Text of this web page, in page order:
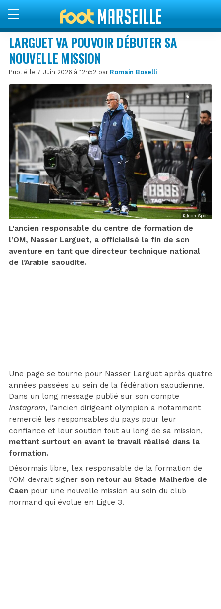
LARGUET VA POUVOIR DÉBUTER SA
NOUVELLE MISSION
Publié le 7 Juin 2026 à 12h52 par Romain Boselli
© Icon Sport
L’ancien responsable du centre de formation de
l’OM, Nasser Larguet, a officialisé la fin de son
aventure en tant que directeur technique national
de l’Arabie saoudite.
Une page se tourne pour Nasser Larguet après quatre
années passées au sein de la fédération saoudienne.
Dans un long message publié sur son compte
Instagram, l’ancien dirigeant olympien a notamment
remercié les responsables du pays pour leur
confiance et leur soutien tout au long de sa mission,
mettant surtout en avant le travail réalisé dans la
formation.
Désormais libre, l’ex responsable de la formation de
l’OM devrait signer son retour au Stade Malherbe de
Caen pour une nouvelle mission au sein du club
normand qui évolue en Ligue 3.